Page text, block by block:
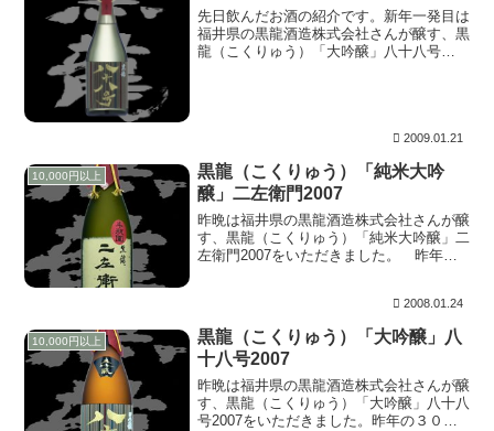
先日飲んだお酒の紹介です。新年一発目は
福井県の黒龍酒造株式会社さんが醸す、黒
龍（こくりゅう）「大吟醸」八十八号
2009.01.21
10,000円以上
黒龍（こくりゅう）「純米大吟
醸」二左衛門2007
昨晩は福井県の黒龍酒造株式会社さんが醸
す、黒龍（こくりゅう）「純米大吟醸」二
左衛門2007をいただきました。 昨年は
来年からは一升瓶はなくなり４合瓶のみと
なるそうです...
2008.01.24
10,000円以上
黒龍（こくりゅう）「大吟醸」八
十八号2007
昨晩は福井県の黒龍酒造株式会社さんが醸
す、黒龍（こくりゅう）「大吟醸」八十八
号2007をいただきました。昨年の３０日